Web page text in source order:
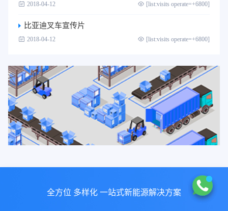
2018-04-12 [list:visits operate=+6800]
比亚迪叉车宣传片
2018-04-12 [list:visits operate=+6800]
全方位 多样化 一站式新能源解决方案